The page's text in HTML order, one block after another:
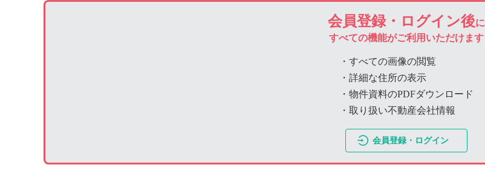
会員登録・ログイン後に
すべての機能がご利用いただけます
・すべての画像の閲覧
・詳細な住所の表示
・物件資料のPDFダウンロード
・取り扱い不動産会社情報
会員登録・ログイン